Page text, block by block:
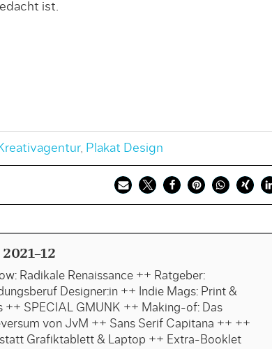
ist.
, Plakat Design
2021-12
Radikale Renaissance ++ Ratgeber:
Designer:in ++ Indie Mags: Print &
++ SPECIAL GMUNK ++ Making-of: Das
von JvM ++ Sans Serif Capitana ++ ++
statt Grafiktablett & Laptop ++ Extra-Booklet